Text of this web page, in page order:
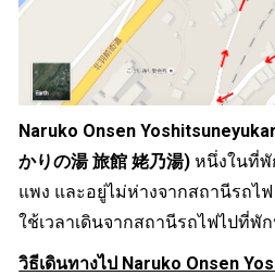
Naruko Onsen
かりの湯 旅館 姥乃湯) หนึ่งในที่พั
แพง และอยู่ไม่ห่างจากสถานีรถไฟ
ใช้เวลาเดินจากสถานีรถไฟไปที่พั
วิธีเดินทางไป Naruko Onsen